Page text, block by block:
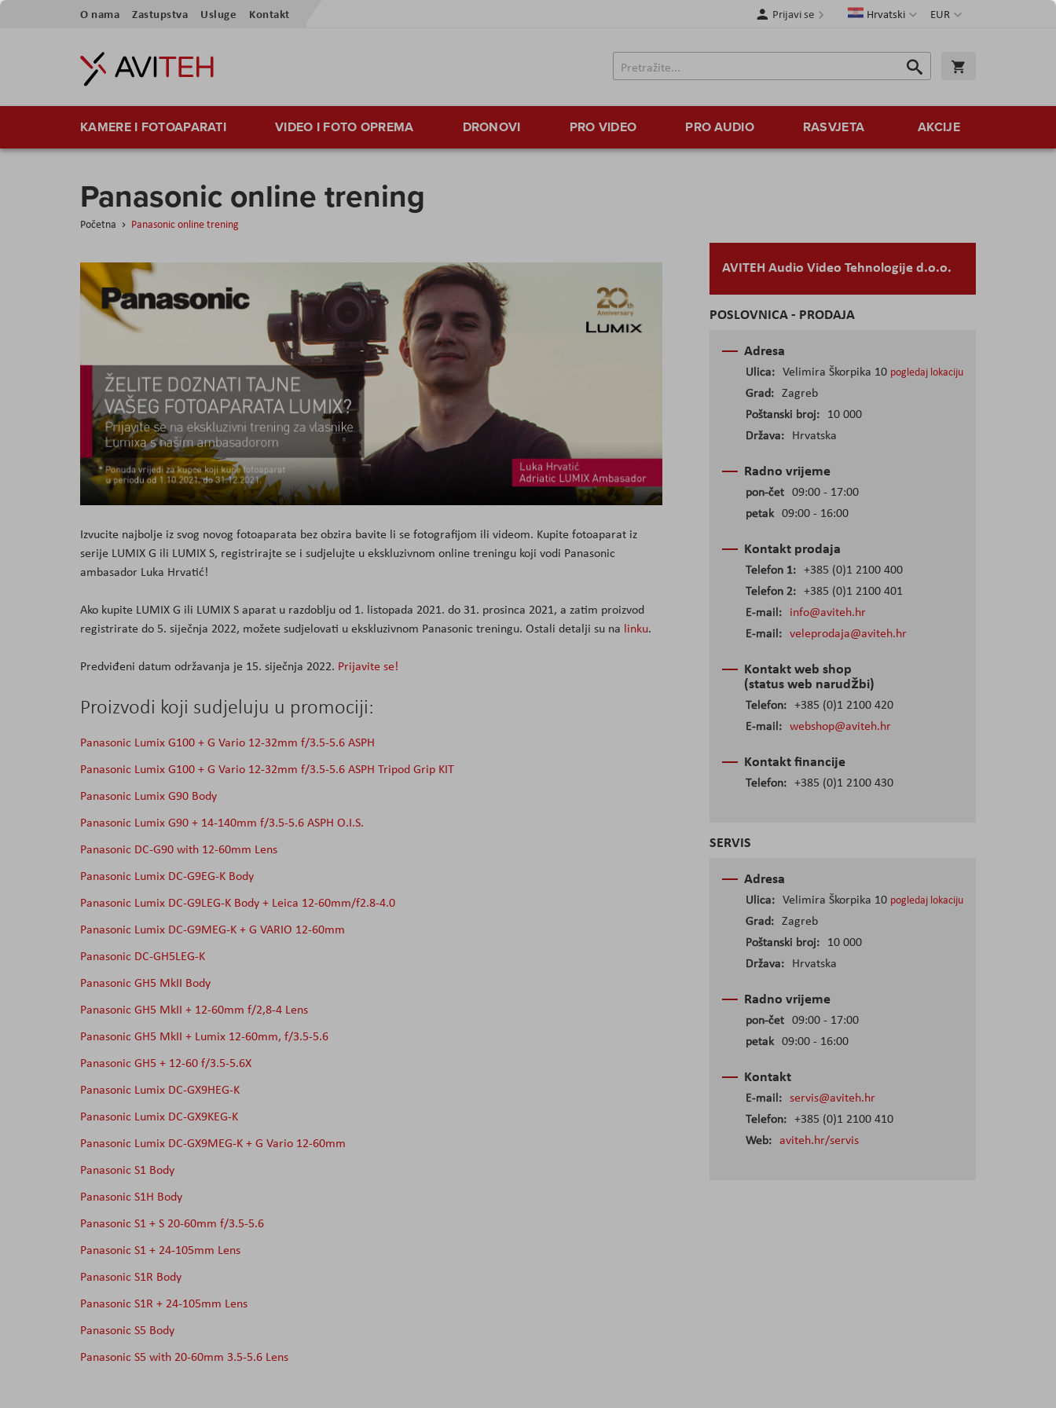
Preskoči
sadržaj
Valuta
EUR
JezikHrvatski
O nama Zastupstva Usluge Kontakt Prijavi se
Traži
Traži
KAMERE I FOTOAPARATI VIDEO I FOTO OPREMA DRONOVI PRO VIDEO PRO AUDIO RASVJETA AKCIJE
Panasonic online trening
Početna Panasonic online trening
Izvucite najbolje iz svog novog fotoaparata bez obzira bavite li se fotografijom ili videom. Kupite fotoaparat iz
serije LUMIX G ili LUMIX S, registrirajte se i sudjelujte u ekskluzivnom online treningu koji vodi Panasonic
ambasador Luka Hrvatić!
Ako kupite LUMIX G ili LUMIX S aparat u razdoblju od 1. listopada 2021. do 31. prosinca 2021, a zatim proizvod
registrirate do 5. siječnja 2022, možete sudjelovati u ekskluzivnom Panasonic treningu. Ostali detalji su na linku.
Predviđeni datum održavanja je 15. siječnja 2022. Prijavite se!
Proizvodi koji sudjeluju u promociji:
Panasonic Lumix G100 + G Vario 12-32mm f/3.5-5.6 ASPH
Panasonic Lumix G100 + G Vario 12-32mm f/3.5-5.6 ASPH Tripod Grip KIT
Panasonic Lumix G90 Body
Panasonic Lumix G90 + 14-140mm f/3.5-5.6 ASPH O.I.S.
Panasonic DC-G90 with 12-60mm Lens
Panasonic Lumix DC-G9EG-K Body
Panasonic Lumix DC-G9LEG-K Body + Leica 12-60mm/f2.8-4.0
Panasonic Lumix DC-G9MEG-K + G VARIO 12-60mm
Panasonic DC-GH5LEG-K
Panasonic GH5 MkII Body
Panasonic GH5 MkII + 12-60mm f/2,8-4 Lens
Panasonic GH5 MkII + Lumix 12-60mm, f/3.5-5.6
Panasonic GH5 + 12-60 f/3.5-5.6X
Panasonic Lumix DC-GX9HEG-K
Panasonic Lumix DC-GX9KEG-K
Panasonic Lumix DC-GX9MEG-K + G Vario 12-60mm
Panasonic S1 Body
Panasonic S1H Body
Panasonic S1 + S 20-60mm f/3.5-5.6
Panasonic S1 + 24-105mm Lens
Panasonic S1R Body
Panasonic S1R + 24-105mm Lens
Panasonic S5 Body
Panasonic S5 with 20-60mm 3.5-5.6 Lens
AVITEH Audio Video Tehnologije d.o.o.
POSLOVNICA - PRODAJA
Adresa
Ulica: Velimira Škorpika 10 pogledaj lokaciju
Grad: Zagreb
Poštanski broj: 10 000
Država: Hrvatska
Radno vrijeme
pon-čet 09:00 - 17:00
petak 09:00 - 16:00
Kontakt prodaja
Telefon 1: +385 (0)1 2100 400
Telefon 2: +385 (0)1 2100 401
E-mail: info@aviteh.hr
E-mail: veleprodaja@aviteh.hr
Kontakt web shop
(status web narudžbi)
Telefon: +385 (0)1 2100 420
E-mail: webshop@aviteh.hr
Kontakt financije
Telefon: +385 (0)1 2100 430
SERVIS
Adresa
Ulica: Velimira Škorpika 10 pogledaj lokaciju
Grad: Zagreb
Poštanski broj: 10 000
Država: Hrvatska
Radno vrijeme
pon-čet 09:00 - 17:00
petak 09:00 - 16:00
Kontakt
E-mail: servis@aviteh.hr
Telefon: +385 (0)1 2100 410
Web: aviteh.hr/servis